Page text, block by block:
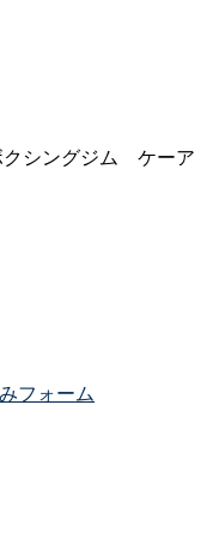
クシングジム ケーア
フォーム